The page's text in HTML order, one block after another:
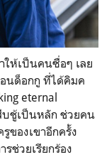
ให้เป็นคนซื่อๆ เลย
นด็อกกู ที่ได้คิมค
eternal
บชู้เป็นหลัก ช่วยคน
ของเขาอีกครั้ง
ช่วยเรียกร้อง